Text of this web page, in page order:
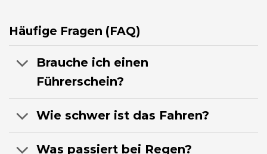
Häufige Fragen (FAQ)
Brauche ich einen
Führerschein?
Wie schwer ist das Fahren?
Was passiert bei Regen?